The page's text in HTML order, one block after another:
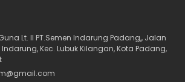
Lt. II PT.Semen Indarung Padang,, Jalan
Kec. Lubuk Kilangan, Kota Padang,